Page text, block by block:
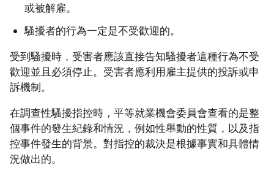
或被解雇。
騷擾者的行為一定是不受歡迎的。
受到騷擾時，受害者應該直接告知騷擾者這種行為不受
歡迎並且必須停止。受害者應利用雇主提供的投訴或申
訴機制。
在調查性騷擾指控時，平等就業機會委員會查看的是整
個事件的發生紀錄和情況，例如性舉動的性質，以及指
控事件發生的背景。對指控的裁決是根據事實和具體情
況做出的。